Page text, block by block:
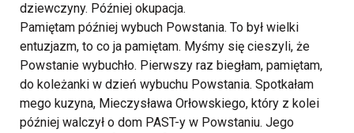
dziewczyny. Później okupacja.
Pamiętam później wybuch Powstania. To był wielki
entuzjazm, to co ja pamiętam. Myśmy się cieszyli, że
Powstanie wybuchło. Pierwszy raz biegłam, pamiętam,
do koleżanki w dzień wybuchu Powstania. Spotkałam
mego kuzyna, Mieczysława Orłowskiego, który z kolei
później walczył o dom PAST-y w Powstaniu. Jego